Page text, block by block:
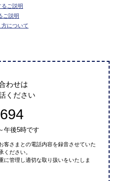
ご説明
ご説明
について
わせは
ください
午後5時です
客さまとの電話内容を録音させていた
ください。
に管理し適切な取り扱いをいたしま